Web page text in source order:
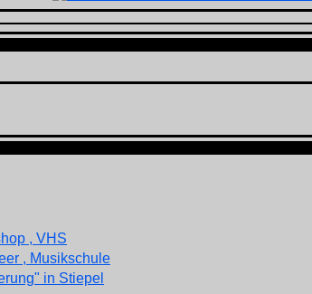
, VHS
, Musikschule
in Stiepel